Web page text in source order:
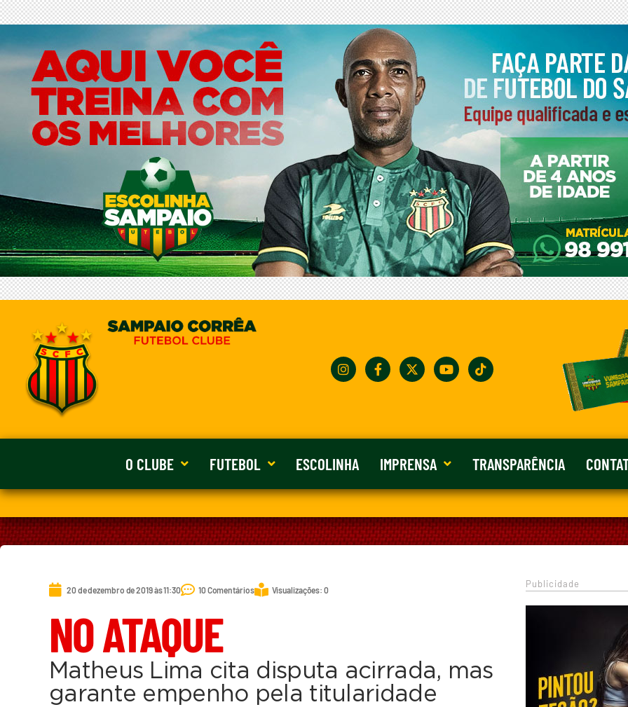
O CLUBE FUTEBOL ESCOLINHA IMPRENSA TRANSPARÊNCIA
20 de dezembro de 2019 às 11:30 10 Comentários Visualizações: 0
NO ATAQUE
Matheus Lima cita disputa acirrada, mas
garante empenho pela titularidade
Publicidade